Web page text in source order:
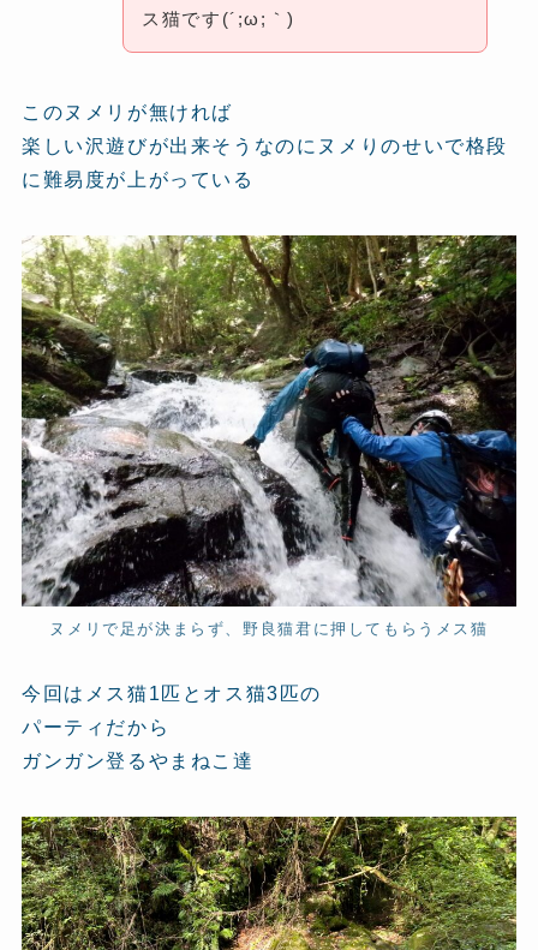
ス猫です(´;ω;｀)
このヌメリが無ければ
楽しい沢遊びが出来そうなのにヌメりのせいで格段
に難易度が上がっている
ヌメリで足が決まらず、野良猫君に押してもらうメス猫
今回はメス猫1匹とオス猫3匹の
パーティだから
ガンガン登るやまねこ達